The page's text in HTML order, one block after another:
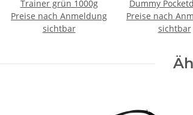
Trainer grün 1000g
Preise nach Anmeldung
sichtbar
Dummy
mit Fell
Preise nach
sichtbar